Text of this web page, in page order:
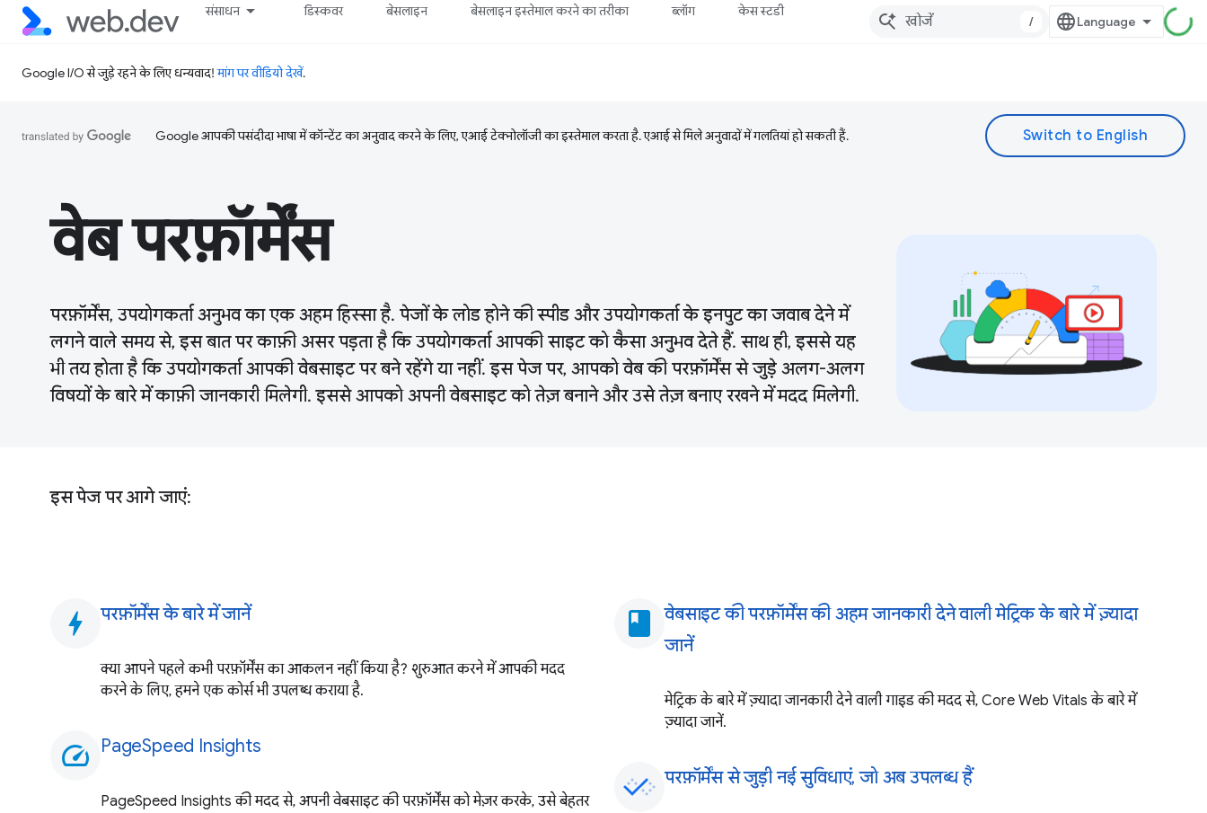
संसाधन डिस्कवर बेसलाइन बेसलाइन इस्तेमाल करने का तरीका ब्लॉग केस स्टडी
/
Google I/O से जुड़े रहने के लिए धन्यवाद!मांग पर वीडियो देखें.
Google आपकी पसंदीदा भाषा में कॉन्टेंट का अनुवाद करने के लिए, एआई टेक्नोलॉजी का इस्तेमाल करता है. एआई से मिले अनुवादों में गलतियां हो सकती हैं.
वेब परफ़ॉर्मेंस
परफ़ॉर्मेंस, उपयोगकर्ता अनुभव का एक अहम हिस्सा है. पेजों के लोड होने की स्पीड और उपयोगकर्ता के इनपुट का जवाब देने में
लगने वाले समय से, इस बात पर काफ़ी असर पड़ता है कि उपयोगकर्ता आपकी साइट को कैसा अनुभव देते हैं. साथ ही, इससे यह
भी तय होता है कि उपयोगकर्ता आपकी वेबसाइट पर बने रहेंगे या नहीं. इस पेज पर, आपको वेब की परफ़ॉर्मेंस से जुड़े अलग-अलग
विषयों के बारे में काफ़ी जानकारी मिलेगी. इससे आपको अपनी वेबसाइट को तेज़ बनाने और उसे तेज़ बनाए रखने में मदद मिलेगी.
इस पेज पर आगे जाएं:
bolt परफ़ॉर्मेंस के बारे में जानें
क्या आपने पहले कभी परफ़ॉर्मेंस का आकलन नहीं किया है? शुरुआत करने में आपकी मदद
करने के लिए, हमने एक कोर्स भी उपलब्ध कराया है.
speed PageSpeed Insights
PageSpeed Insights की मदद से, अपनी वेबसाइट की परफ़ॉर्मेंस को मेज़र करके, उसे बेहतर
book
वेबसाइट की परफ़ॉर्मेंस की अहम जानकारी देने वाली मेट्रिक के बारे में ज़्यादा
जानें
मेट्रिक के बारे में ज़्यादा जानकारी देने वाली गाइड की मदद से, Core Web Vitals के बारे में
ज़्यादा जानें.
परफ़ॉर्मेंस से जुड़ी नई सुविधाएं, जो अब उपलब्ध हैं